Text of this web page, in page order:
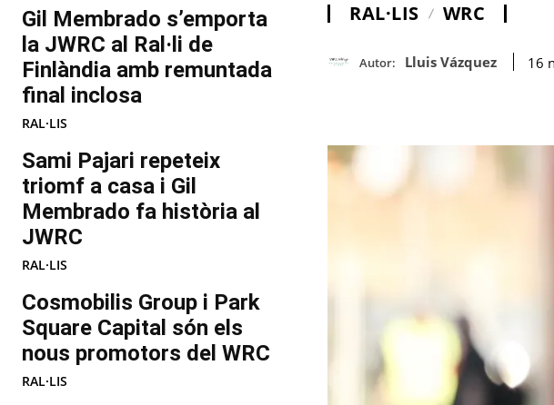
Gil Membrado s’emporta
la JWRC al Ral·li de
Finlàndia amb remuntada
final inclosa
RAL·LIS
Sami Pajari repeteix
triomf a casa i Gil
Membrado fa història al
JWRC
RAL·LIS
Cosmobilis Group i Park
Square Capital són els
nous promotors del WRC
RAL·LIS
RAL·LIS WRC
Autor: Lluis Vázquez 16